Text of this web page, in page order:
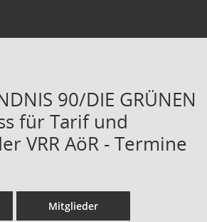
90/DIE GRÜNEN
für Tarif und
VRR AöR - Termine
Mitglieder